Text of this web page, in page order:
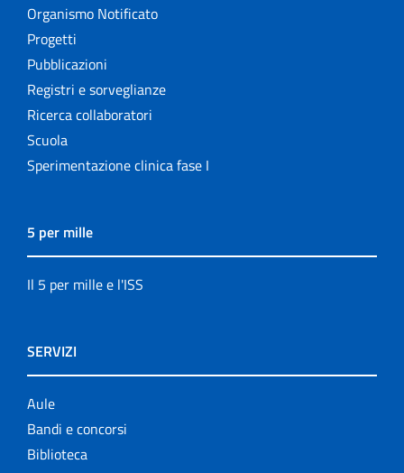
Organismo Notificato
Progetti
Pubblicazioni
Registri e sorveglianze
Ricerca collaboratori
Scuola
Sperimentazione clinica fase I
5 per mille
Il 5 per mille e l'ISS
SERVIZI
Aule
Bandi e concorsi
Biblioteca